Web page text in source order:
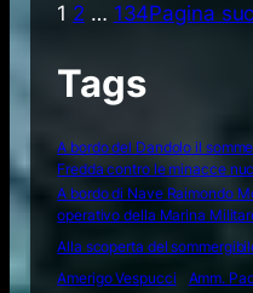
1 2 … 134Pagina
Tags
A bordo del Dandolo il
Fredda contro le minacce
A bordo di Nave Raimondo
operativo della Marina
Alla scoperta del
Amerigo Vespucci
Amm.